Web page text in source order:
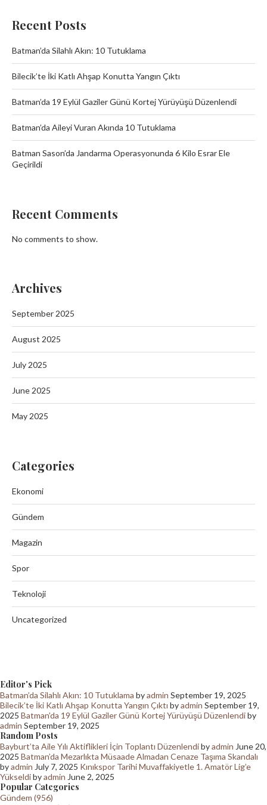
Recent Posts
Batman’da Silahlı Akın: 10 Tutuklama
Bilecik’te İki Katlı Ahşap Konutta Yangın Çıktı
Batman’da 19 Eylül Gaziler Günü Kortej Yürüyüşü Düzenlendi
Batman’da Aileyi Vuran Akında 10 Tutuklama
Batman Sason’da Jandarma Operasyonunda 6 Kilo Esrar Ele
Geçirildi
Recent Comments
No comments to show.
Archives
September 2025
August 2025
July 2025
June 2025
May 2025
Categories
Ekonomi
Gündem
Magazin
Spor
Teknoloji
Uncategorized
Editor's Pick
Batman’da Silahlı Akın: 10 Tutuklama byadmin September 19, 2025
Bilecik’te İki Katlı Ahşap Konutta Yangın Çıktı byadmin September 19,
2025 Batman’da 19 Eylül Gaziler Günü Kortej Yürüyüşü Düzenlendiby
admin September 19, 2025
Random Posts
Bayburt’ta Aile Yılı Aktiflikleri İçin Toplantı Düzenlendibyadmin June 20,
2025 Batman’da Mezarlıkta Müsaade Almadan Cenaze Taşıma Skandalı
byadmin July 7, 2025 Kınıkspor Tarihi Muvaffakiyetle 1. Amatör Lig’e
Yükseldibyadmin June 2, 2025
Popular Categories
Gündem (956)